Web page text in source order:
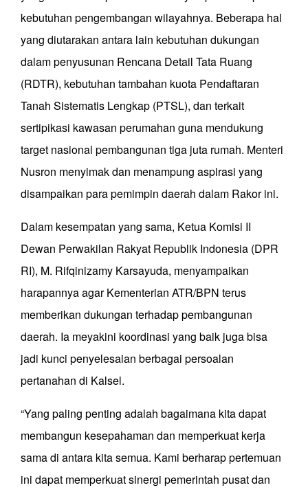
kebutuhan pengembangan wilayahnya. Beberapa hal
yang diutarakan antara lain kebutuhan dukungan
dalam penyusunan Rencana Detail Tata Ruang
(RDTR), kebutuhan tambahan kuota Pendaftaran
Tanah Sistematis Lengkap (PTSL), dan terkait
sertipikasi kawasan perumahan guna mendukung
target nasional pembangunan tiga juta rumah. Menteri
Nusron menyimak dan menampung aspirasi yang
disampaikan para pemimpin daerah dalam Rakor ini.
Dalam kesempatan yang sama, Ketua Komisi II
Dewan Perwakilan Rakyat Republik Indonesia (DPR
RI), M. Rifqinizamy Karsayuda, menyampaikan
harapannya agar Kementerian ATR/BPN terus
memberikan dukungan terhadap pembangunan
daerah. Ia meyakini koordinasi yang baik juga bisa
jadi kunci penyelesaian berbagai persoalan
pertanahan di Kalsel.
“Yang paling penting adalah bagaimana kita dapat
membangun kesepahaman dan memperkuat kerja
sama di antara kita semua. Kami berharap pertemuan
ini dapat memperkuat sinergi pemerintah pusat dan